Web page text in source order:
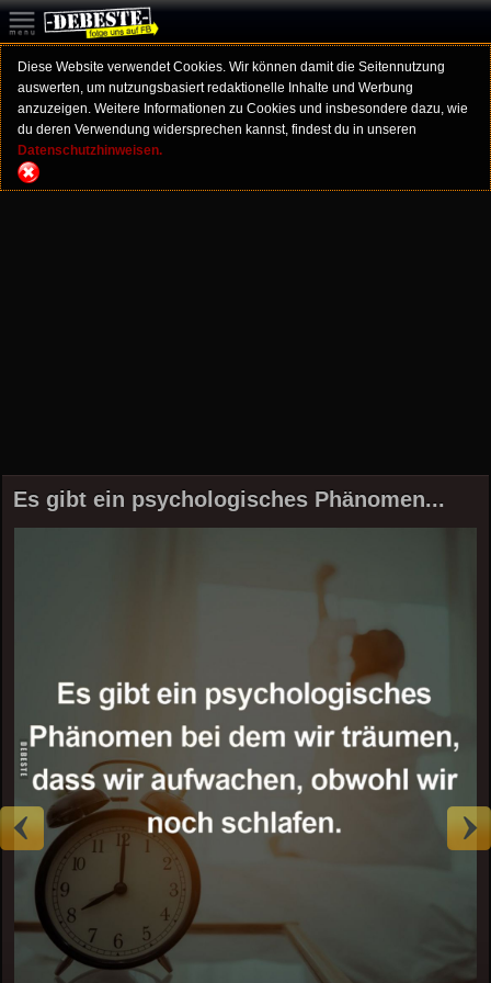
Diese Website verwendet Cookies. Wir können damit die Seitennutzung
auswerten, um nutzungsbasiert redaktionelle Inhalte und Werbung
anzuzeigen. Weitere Informationen zu Cookies und insbesondere dazu, wie
du deren Verwendung widersprechen kannst, findest du in unseren
Datenschutzhinweisen.
Es gibt ein psychologisches Phänomen...